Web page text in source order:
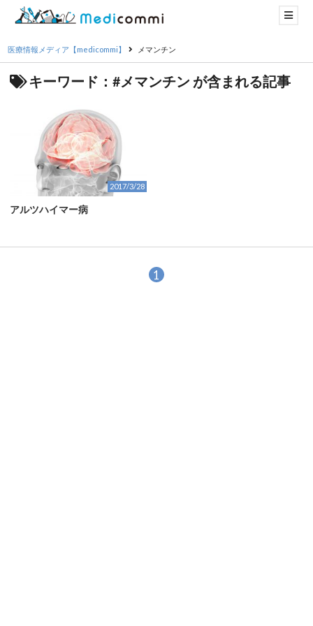
医療情報メディア【medicommi】 メマンチン
キーワード：#メマンチン が含まれる記事
2017/3/28
アルツハイマー病
1